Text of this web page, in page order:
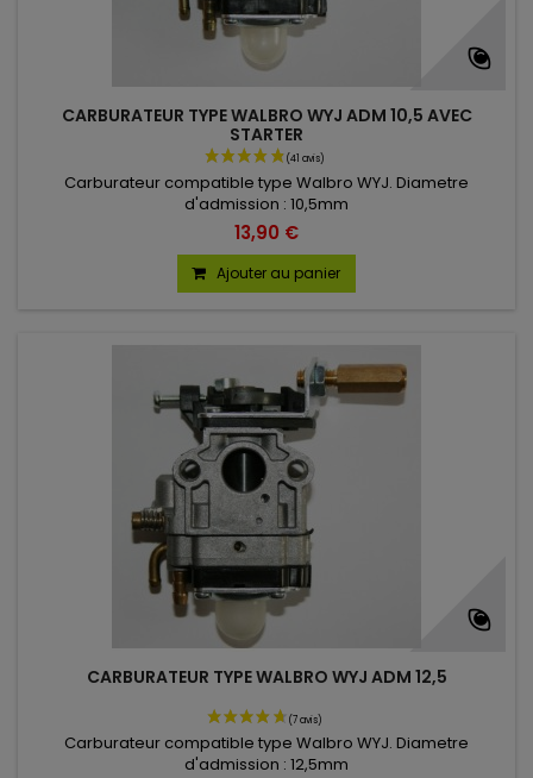
CARBURATEUR TYPE WALBRO WYJ ADM 10,5 AVEC
STARTER
Carburateur compatible type Walbro WYJ. Diametre
d'admission : 10,5mm
13,90 €
Ajouter au panier
CARBURATEUR TYPE WALBRO WYJ ADM 12,5
Carburateur compatible type Walbro WYJ. Diametre
d'admission : 12,5mm